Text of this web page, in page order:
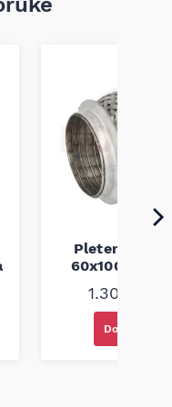
Pletenica
60x100
1.300,00
Dodaj u